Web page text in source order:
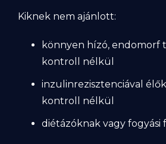
Kiknek nem ajánlott:
könnyen hízó, endomorf
kontroll nélkül
inzulinrezisztenciával
kontroll nélkül
diétázóknak vagy fogyási